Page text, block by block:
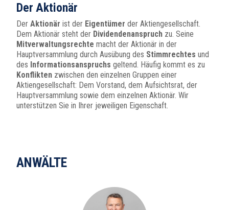
Der Aktionär
Der Aktionär ist der Eigentümer der Aktiengesellschaft.
Dem Aktionär steht der Dividendenanspruch zu. Seine
Mitverwaltungsrechte macht der Aktionär in der
Hauptversammlung durch Ausübung des Stimmrechtes und
des Informationsanspruchs geltend. Häufig kommt es zu
Konflikten zwischen den einzelnen Gruppen einer
Aktiengesellschaft: Dem Vorstand, dem Aufsichtsrat, der
Hauptversammlung sowie dem einzelnen Aktionär. Wir
unterstützen Sie in Ihrer jeweiligen Eigenschaft.
ANWÄLTE